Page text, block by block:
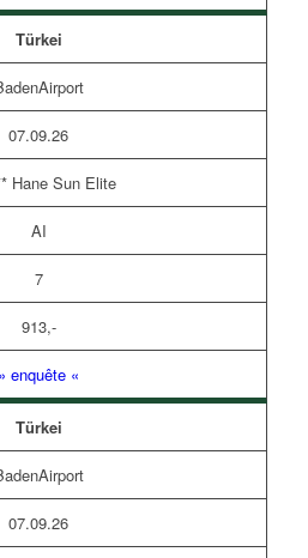
Türkei
07.09.26
Hane Sun Elite
AI
7
913,-
» enquête «
Türkei
07.09.26